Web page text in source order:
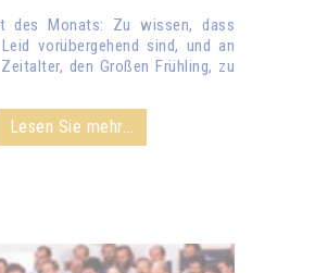
des Monats: Zu wissen, dass
vorübergehend sind, und an
den Großen Frühling, zu
Lesen Sie mehr...